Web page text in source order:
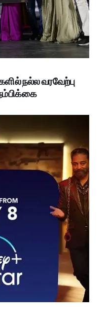
நல்ல வரவேற்பு